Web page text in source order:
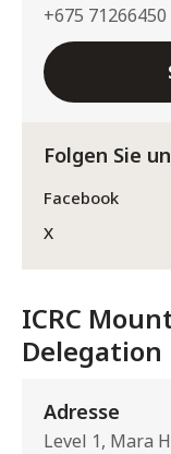
+675 71266450
Folgen Sie
Facebook
X
ICRC
Delegation
Adresse
Level 1, Mara